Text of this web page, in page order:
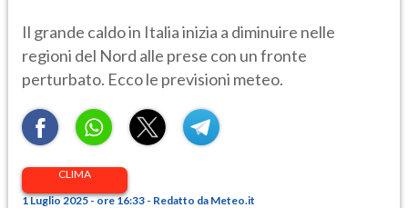
Il grande caldo in Italia inizia a diminuire nelle
regioni del Nord alle prese con un fronte
perturbato. Ecco le previsioni meteo.
CLIMA
1 Luglio 2025 - ore 16:33 - Redatto da Meteo.it